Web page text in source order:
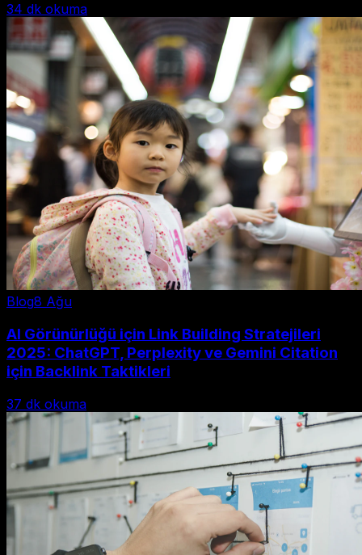
34 dk okuma
Blog8 Ağu
AI Görünürlüğü için Link Building Stratejileri
2025: ChatGPT, Perplexity ve Gemini Citation
için Backlink Taktikleri
37 dk okuma